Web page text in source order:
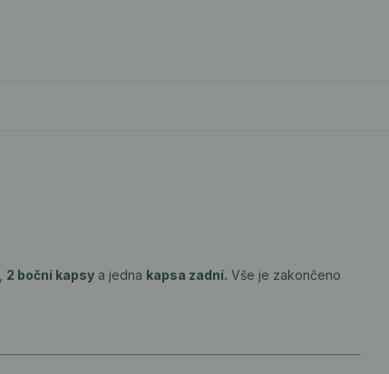
2 boční kapsy a jedna kapsa zadní. Vše je zakončeno